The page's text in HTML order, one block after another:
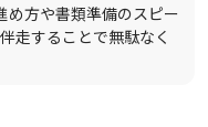
め方や書類準備のスピー
走することで無駄なく